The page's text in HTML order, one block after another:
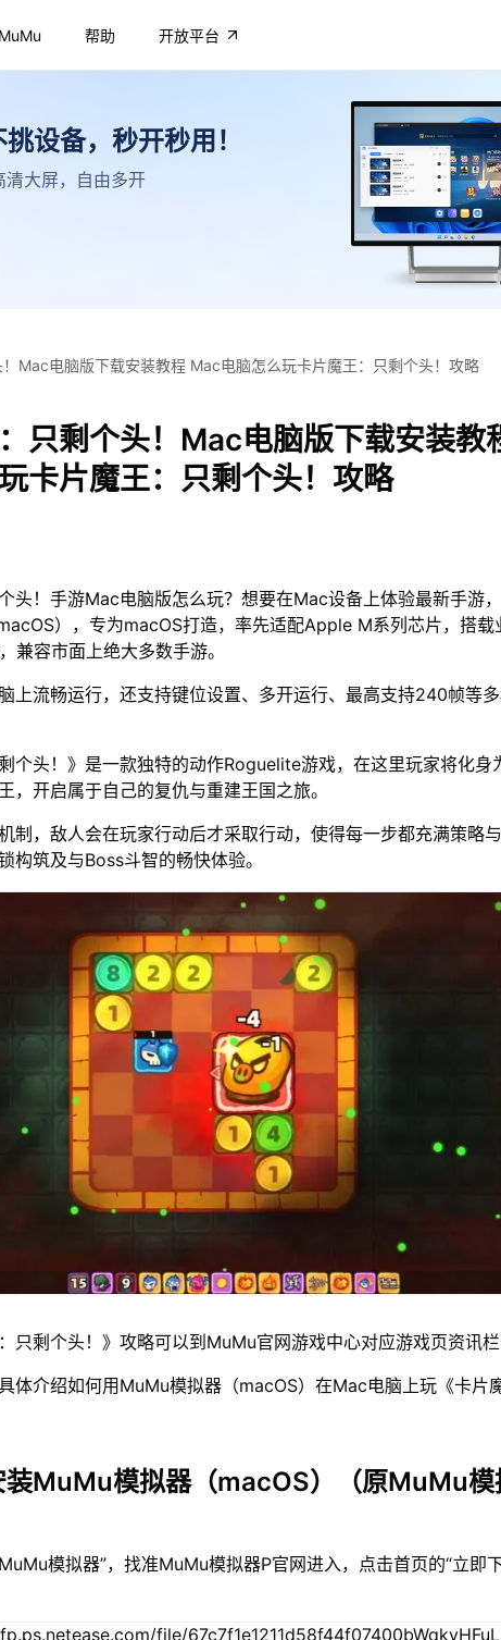
帮助 开放平台
设备，秒开秒用！
大屏，自由多开
Mac电脑版下载安装教程 Mac电脑怎么玩卡片魔王：只剩个头！攻略
只剩个头！Mac电脑版下载安装教
卡片魔王：只剩个头！攻略
头！手游Mac电脑版怎么玩？想要在Mac设备上体验最新手游
），专为macOS打造，率先适配Apple M系列芯片，搭载
兼容市面上绝大多数手游。
上流畅运行，还支持键位设置、多开运行、最高支持240帧等
个头！》是一款独特的动作Roguelite游戏，在这里玩家将化身
，开启属于自己的复仇与重建王国之旅。
制，敌人会在玩家行动后才采取行动，使得每一步都充满策略
构筑及与Boss斗智的畅快体验。
只剩个头！》攻略可以到MuMu官网游戏中心对应游戏页资讯
体介绍如何用MuMu模拟器（macOS）在Mac电脑上玩《卡片
装MuMu模拟器（macOS）（原MuMu模
模拟器”，找准MuMu模拟器P官网进入，点击首页的“立即